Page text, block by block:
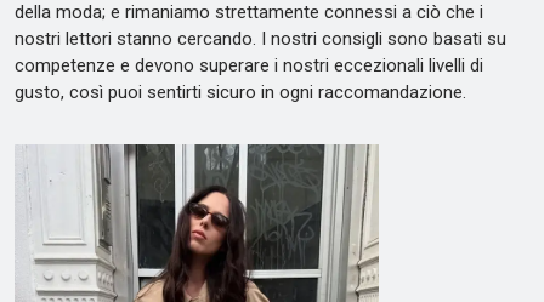
della moda; e rimaniamo strettamente connessi a ciò che i
nostri lettori stanno cercando. I nostri consigli sono basati su
competenze e devono superare i nostri eccezionali livelli di
gusto, così puoi sentirti sicuro in ogni raccomandazione.